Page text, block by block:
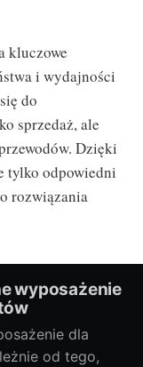
kluczowe
i wydajności
do
sprzedaż, ale
Dzięki
tylko odpowiedni
rozwiązania
wyposażenie
dla
od tego,